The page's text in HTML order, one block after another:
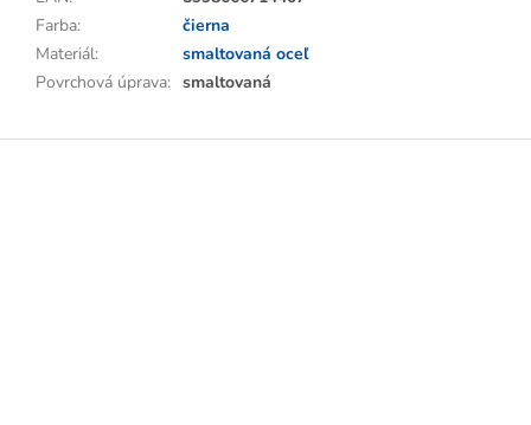
Farba:
čierna
Materiál:
smaltovaná oceľ
Povrchová úprava: smaltovaná
Z